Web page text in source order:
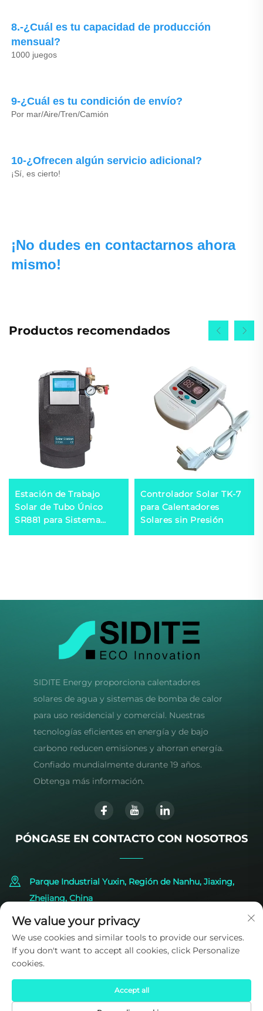
8.-¿Cuál es tu capacidad de producción
mensual?
1000 juegos
9-¿Cuál es tu condición de envío?
Por mar/Aire/Tren/Camión
10-¿Ofrecen algún servicio adicional?
¡Sí, es cierto!
¡No dudes en contactarnos ahora
mismo!
Productos recomendados
Estación de Trabajo
Solar de Tubo Único
SR881 para Sistema
Dividido a Presión
Controlador Solar TK-7
para Calentadores
Solares sin Presión
SIDITE Energy proporciona calentadores
solares de agua y sistemas de bomba de calor
para uso residencial y comercial. Nuestras
tecnologías eficientes en energía y de bajo
carbono reducen emisiones y ahorran energía.
Confiado mundialmente durante 19 años.
Obtenga más información.
PÓNGASE EN CONTACTO CON NOSOTROS
Parque Industrial Yuxin, Región de Nanhu, Jiaxing,
Zhejiang, China
+86-573-83224422
[email protected]
We value your privacy
We use cookies and similar tools to provide our services.
If you don't want to accept all cookies, click Personalize
cookies.
Accept all